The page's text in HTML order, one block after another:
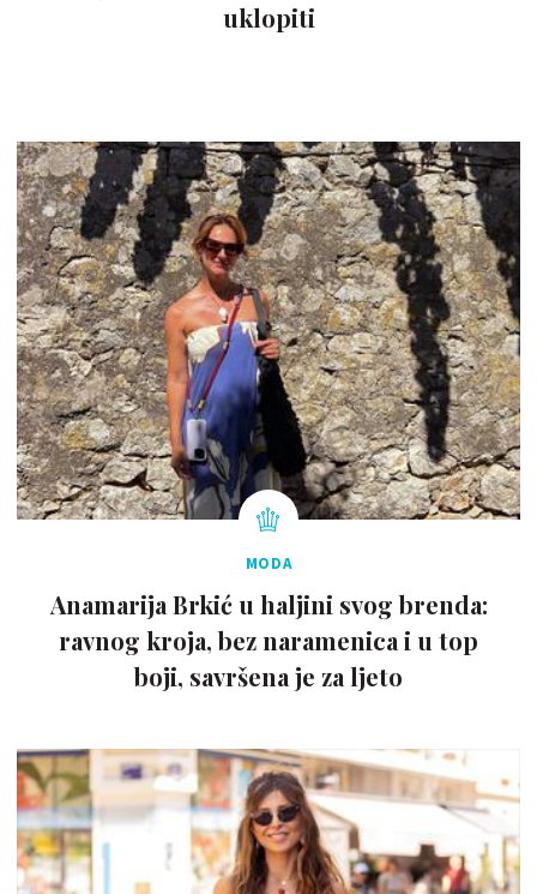
uklopiti
MODA
Anamarija Brkić u haljini svog brenda:
ravnog kroja, bez naramenica i u top
boji, savršena je za ljeto